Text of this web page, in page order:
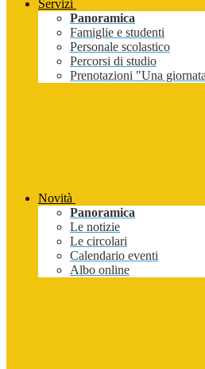
Servizi
Panoramica
Famiglie e studenti
Personale scolastico
Percorsi di studio
Prenotazioni "Una
Novità
Panoramica
Le notizie
Le circolari
Calendario eventi
Albo online